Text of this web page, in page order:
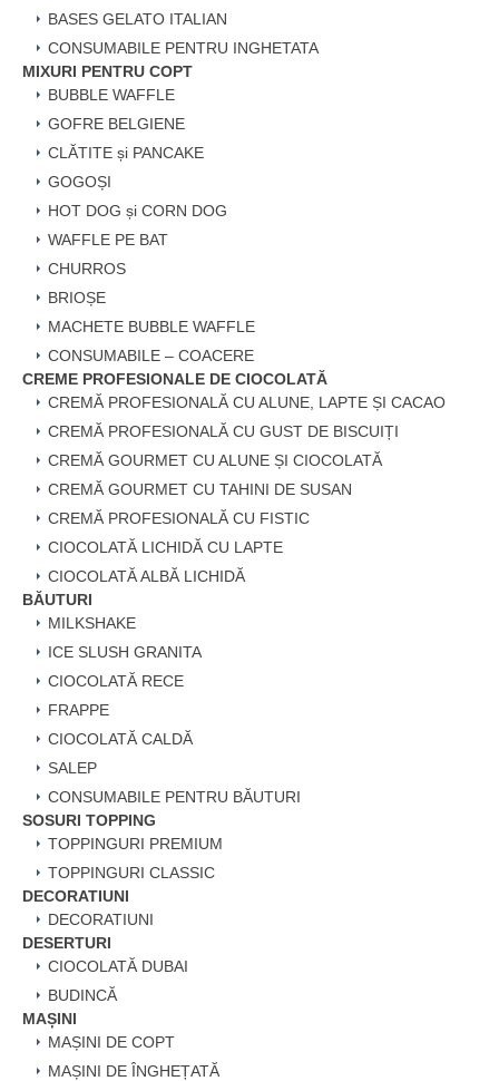
BASES GELATO ITALIAN
CONSUMABILE PENTRU INGHETATA
MIXURI PENTRU COPT
BUBBLE WAFFLE
GOFRE BELGIENE
CLĂTITE și PANCAKE
GOGOȘI
HOT DOG și CORN DOG
WAFFLE PE BAT
CHURROS
BRIOȘE
MACHETE BUBBLE WAFFLE
CONSUMABILE – COACERE
CREME PROFESIONALE DE CIOCOLATĂ
CREMĂ PROFESIONALĂ CU ALUNE, LAPTE ȘI CACAO
CREMĂ PROFESIONALĂ CU GUST DE BISCUIȚI
CREMĂ GOURMET CU ALUNE ȘI CIOCOLATĂ
CREMĂ GOURMET CU TAHINI DE SUSAN
CREMĂ PROFESIONALĂ CU FISTIC
CIOCOLATĂ LICHIDĂ CU LAPTE
CIOCOLATĂ ALBĂ LICHIDĂ
BĂUTURI
MILKSHAKE
ICE SLUSH GRANITA
CIOCOLATĂ RECE
FRAPPE
CIOCOLATĂ CALDĂ
SALEP
CONSUMABILE PENTRU BĂUTURI
SOSURI TOPPING
TOPPINGURI PREMIUM
TOPPINGURI CLASSIC
DECORATIUNI
DECORATIUNI
DESERTURI
CIOCOLATĂ DUBAI
BUDINCĂ
MAȘINI
MAȘINI DE COPT
MAȘINI DE ÎNGHEȚATĂ